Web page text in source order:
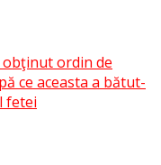
obţinut ordin de
ce aceasta a bătut-
fetei